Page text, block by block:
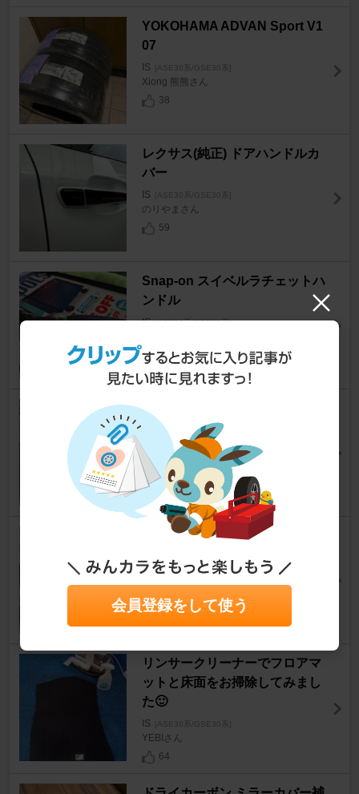
YOKOHAMA ADVAN Sport V1
07
IS [ASE30系/GSE30系]
Xiong 熊熊さん
38
レクサス(純正) ドアハンドルカ
バー
IS [ASE30系/GSE30系]
のりやまさん
59
Snap-on スイベルラチェットハ
ンドル
IS [ASE30系/GSE30系]
33
レクサス純正 RCFフェンダー
モール
IS [ASE30系/GSE30系]
5656(ゴロゴロ)さん
20
RUN RIOT / LEMS IS500用 フ
IS
33
リンサークリーナーでフロアマ
ットと床面をお掃除してみまし
た🙂
IS [ASE30系/GSE30系]
YEBIさん
64
会員登録をして使う